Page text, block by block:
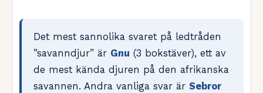
Det mest sannolika svaret på ledtråden
”savanndjur” är Gnu (3 bokstäver), ett av
de mest kända djuren på den afrikanska
savannen. Andra vanliga svar är Sebror